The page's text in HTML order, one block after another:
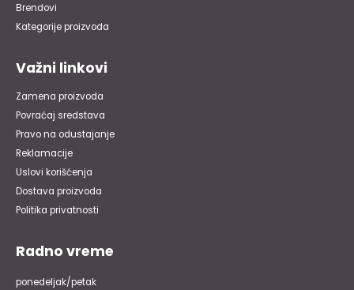
Brendovi
Kategorije proizvoda
Važni linkovi
Zamena proizvoda
Povraćaj sredstava
Pravo na odustajanje
Reklamacije
Uslovi korišćenja
Dostava proizvoda
Politika privatnosti
Radno vreme
ponedeljak/petak